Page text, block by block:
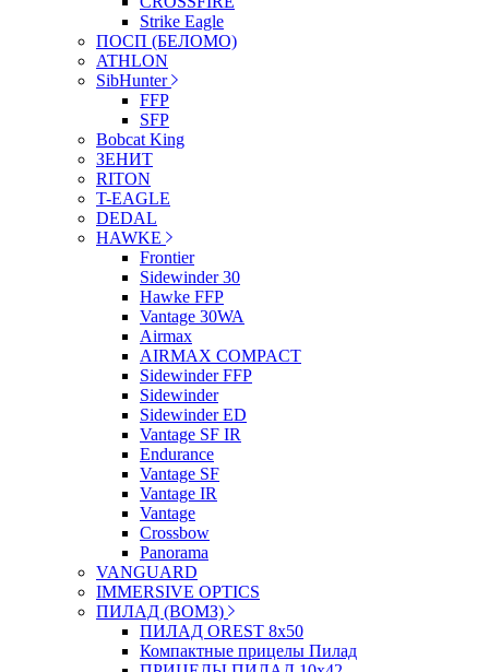
Strike Eagle
ПОСП (БЕЛОМО)
ATHLON
SibHunter
FFP
SFP
Bobcat King
ЗЕНИТ
RITON
T-EAGLE
DEDAL
HAWKE
Frontier
Sidewinder 30
Hawke FFP
Vantage 30WA
Airmax
AIRMAX COMPACT
Sidewinder FFP
Sidewinder
Sidewinder ED
Vantage SF IR
Endurance
Vantage SF
Vantage IR
Vantage
Crossbow
Panorama
VANGUARD
IMMERSIVE OPTICS
ПИЛАД (ВОМЗ)
ПИЛАД OREST 8х50
Компактные прицелы Пилад